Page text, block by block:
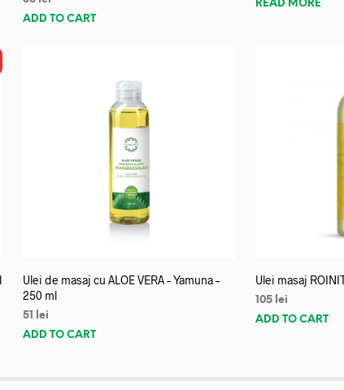
ADD TO CART
READ MORE
Ulei de masaj cu ALOE VERA – Yamuna –
250 ml
51
lei
ADD TO CART
Ulei masaj
105 lei
ADD TO CART